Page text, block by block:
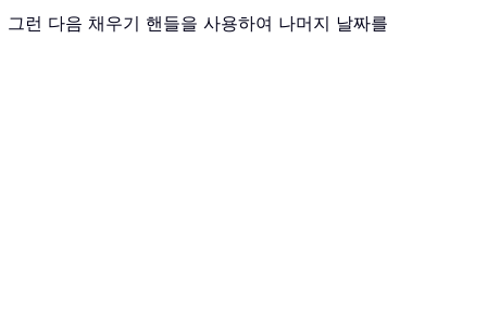
그런 다음 채우기 핸들을 사용하여 나머지 날짜를